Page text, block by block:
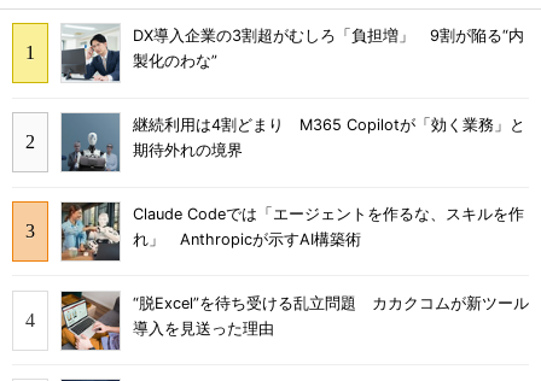
DX導入企業の3割超がむしろ「負担増」 9割が陥る“内
製化のわな”
継続利用は4割どまり M365 Copilotが「効く業務」と
期待外れの境界
Claude Codeでは「エージェントを作るな、スキルを作
れ」 Anthropicが示すAI構築術
“脱Excel”を待ち受ける乱立問題 カカクコムが新ツール
導入を見送った理由